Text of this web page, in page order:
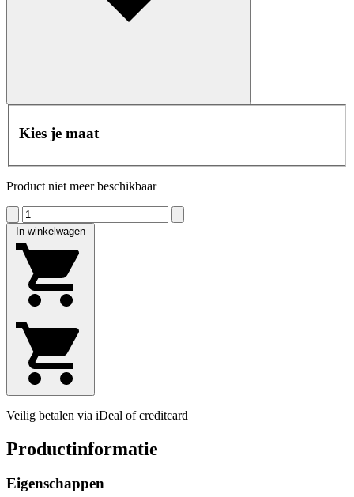
Kies je maat
Product niet meer beschikbaar
In winkelwagen
Veilig betalen via iDeal of creditcard
Productinformatie
Eigenschappen